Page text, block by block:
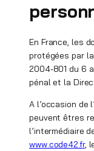
En France, les
protégées par
2004-801 du 6
pénal et la
A l’occasion
peuvent êtres
l’intermédiaire
www.code42.fr,